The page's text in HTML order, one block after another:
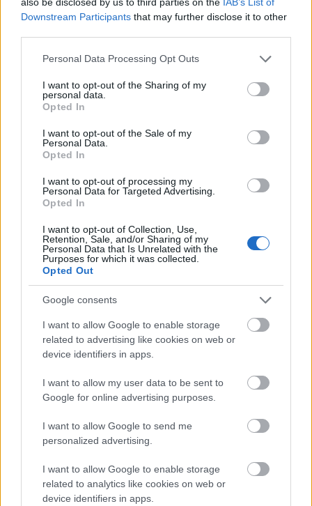
Downstream Participants that may further disclose it to other
Please note that this website/app uses one or more Google
not limited to your visit or usage behaviour. You may click to
grant or deny consent to Google and its third-party tags to
use your data for below specified purposes in below Google
consent section.
Personal Data Processing Opt Outs
I want to opt-out of the Sharing of my
personal data.
Opted In
I want to opt-out of the Sale of my
Personal Data.
Opted In
I want to opt-out of processing my
Personal Data for Targeted Advertising.
Opted In
I want to opt-out of Collection, Use,
Retention, Sale, and/or Sharing of my
Personal Data that Is Unrelated with the
Purposes for which it was collected.
Opted Out
Google consents
I want to allow Google to enable storage
related to advertising like cookies on web or
device identifiers in apps.
I want to allow my user data to be sent to
Google for online advertising purposes.
I want to allow Google to send me
personalized advertising.
I want to allow Google to enable storage
related to analytics like cookies on web or
device identifiers in apps.
A Pain Of Salvation már régen nem az a klasszikus
progrock-zenekar, ami a kezdetekkor vagy
Nyilván ...
Időhúzás mesterfokon - A Pain of
Salvation és a Remedy Lane 2016-
2016. július 03.